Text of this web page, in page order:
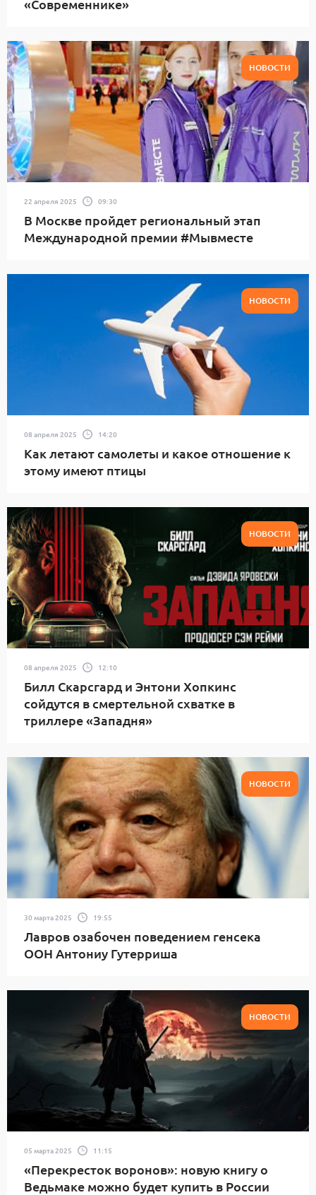
«Современнике»
НОВОСТИ
22 апреля 2025 09:30
В Москве пройдет региональный этап
Международной премии #Мывместе
НОВОСТИ
08 апреля 2025 14:20
Как летают самолеты и какое отношение к
этому имеют птицы
НОВОСТИ
08 апреля 2025 12:10
Билл Скарсгард и Энтони Хопкинс
сойдутся в смертельной схватке в
триллере «Западня»
НОВОСТИ
30 марта 2025 19:55
Лавров озабочен поведением генсека
ООН Антониу Гутерриша
НОВОСТИ
05 марта 2025 11:15
«Перекресток воронов»: новую книгу о
Ведьмаке можно будет купить в России